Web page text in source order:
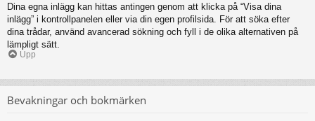
Dina egna inlägg kan hittas antingen genom att klicka på “Visa dina
inlägg” i kontrollpanelen eller via din egen profilsida. För att söka efter
dina trådar, använd avancerad sökning och fyll i de olika alternativen på
lämpligt sätt.
Upp
Bevakningar och bokmärken